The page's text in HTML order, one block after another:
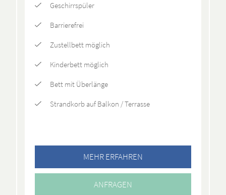
Geschirrspüler
Barrierefrei
Zustellbett möglich
Kinderbett möglich
Bett mit Überlänge
Strandkorb auf Balkon / Terrasse
MEHR ERFAHREN
ANFRAGEN